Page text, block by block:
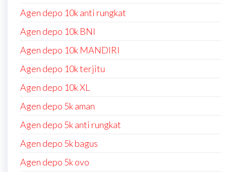
Agen depo 10k anti rungkat
Agen depo 10k BNI
Agen depo 10k MANDIRI
Agen depo 10k terjitu
Agen depo 10k XL
Agen depo 5k aman
Agen depo 5k anti rungkat
Agen depo 5k bagus
Agen depo 5k ovo